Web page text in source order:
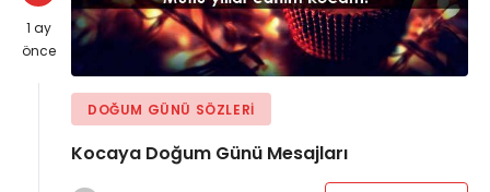
1 ay
önce
DOĞUM GÜNÜ SÖZLERI
Kocaya Doğum Günü Mesajları